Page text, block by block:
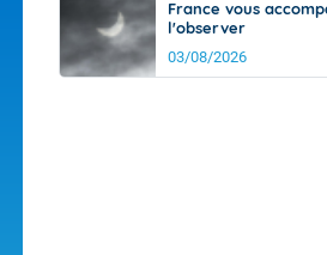
France vous
l'observer
03/08/2026